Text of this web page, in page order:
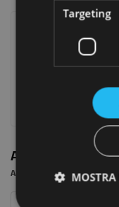
Commenti (0)
Ancora nessuna
Altre Persone
Add Related Product To
Targeting
MOSTRA